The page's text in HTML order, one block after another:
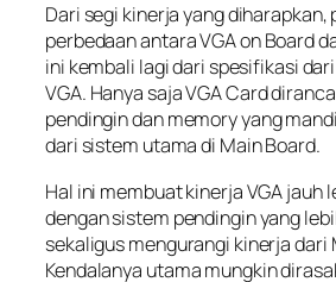
Dari segi kinerja yang diharapkan,
perbedaan antara VGA on Board
ini kembali lagi dari spesifikasi
VGA. Hanya saja VGA Card
pendingin dan memory yang
dari sistem utama di Main Board.
Hal ini membuat kinerja VGA jauh
dengan sistem pendingin yang
sekaligus mengurangi kinerja dari
Kendalanya utama mungkin